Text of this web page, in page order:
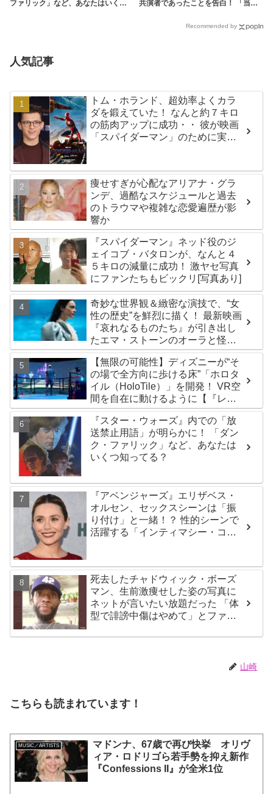
ファリック」など、あなたはいくつ
共演者であったことを告白！ 「当時
話」 - tvgrooveRecommended by
人気記事
トム・ホランド、超効率よくカラ
ダを鍛えていた！ なんと約７キロ
の筋肉アップに成功・・ 彼が映画
「スパイダーマン」のために実践
痩せすぎが心配なアリアナ・グラ
ンデ、過酷なスケジュールと過去
のトラウマや複雑な恋愛遍歴が影
響か
『スパイダーマン』ネッド役のジ
ェイコブ・バタロンが、なんと４
５キロの減量に成功！ 激ヤセ写真
にファンたちもビックリ[写真あり]
奇妙な世界観＆緻密な演技で、“女
性の歴史”を鮮烈に描く！ 最新映画
『哀れなるものたち』が引き出し
たエマ・ストーンのオーラと怪
演、そして緻密すぎる演技力！ こ
れは女性の“自由意志”の物語［レビ
ュー＆解説］
【無限の可能性】ディズニーが“そ
の場で全方向に歩ける床”「ホロタ
イル（HoloTile）」を開発！ VR空
間を自在に動けるように【『レデ
ィプレ』実現への大きな一歩？】
『スター・ウォーズ』内での「放
送禁止用語」が明らかに！ 「ダン
ク・ファリック」など、あなたは
いくつ知ってる？
『アベンジャーズ』エリザベス・
オルセン、セックスシーンは「振
り付け」と一緒！？ 性的シーンで
活躍する「インティマシー・コー
死去したチャドウィック・ボーズ
マン、生前激痩せした姿の写真に
ネットが言いたい放題だった 「体
型で誹謗中傷はやめて」とファン
山崎
こちらも読まれています！
MUSIC／ARTISTS
マドンナ、67歳で再び快挙 オリヴ
ィア・ロドリゴら若手勢を抑え新作
『Confessions II』が全米1位